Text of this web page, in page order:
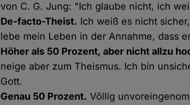
von C. G. Jung: "Ich glaube nicht, ich
De-facto-Theist. Ich weiß es nicht
lebe mein Leben in der Annahme, dass
Höher als 50 Prozent, aber nicht allzu
neige aber zum Theismus. Ich bin
Gott.
Genau 50 Prozent. Völlig